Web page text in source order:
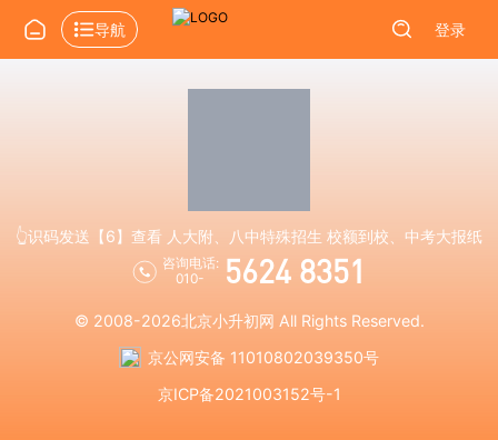
导航 登录
👆识码发送【6】查看 人大附、八中特殊招生 校额到校、中考大报纸
咨询电话:
010-
5624 8351
© 2008-2026北京小升初网 All Rights Reserved.
京公网安备 11010802039350号
京ICP备2021003152号-1